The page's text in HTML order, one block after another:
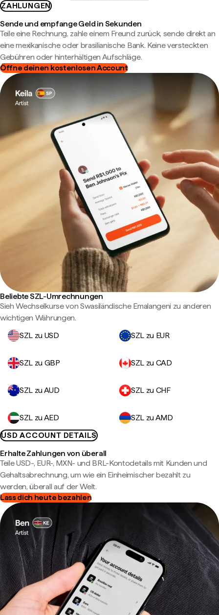
ZAHLUNGEN
Sende und empfange Geld in Sekunden
Teile eine Rechnung, zahle einem Freund zurück, sende direkt an
eine mexikanische oder brasilianische Bank. Keine versteckten
Gebühren oder hinterhältigen Aufschläge.
Öffne deinen kostenlosen Account
Beliebte SZL-Umrechnungen
Sieh Wechselkurse von Swasiländische Emalangeni zu anderen
wichtigen Währungen.
SZL zu USD
SZL zu EUR
SZL zu GBP SZL zu CAD
SZL zu AUD SZL zu CHF
SZL zu AED
SZL zu AMD
USD ACCOUNT DETAILS
Erhalte Zahlungen von überall
Teile USD-, EUR-, MXN- und BRL-Kontodetails mit Kunden und
Gehaltsabrechnung, um wie ein Einheimischer bezahlt zu
werden, überall auf der Welt.
Lass dich heute bezahlen